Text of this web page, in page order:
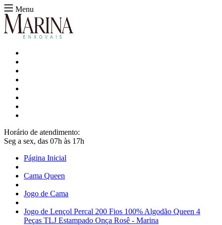
Menu
Horário de atendimento:
Seg a sex, das 07h às 17h
Página Inicial
Cama Queen
Jogo de Cama
Jogo de Lençol Percal 200 Fios 100% Algodão Queen 4
Peças TLJ Estampado Onça Rosê - Marina